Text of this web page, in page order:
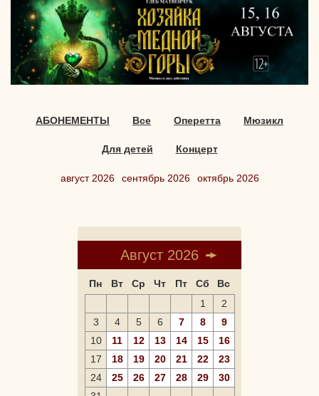
АБОНЕМЕНТЫ Все Оперетта Мюзикл
Для детей Концерт
август 2026 сентябрь 2026 октябрь 2026
Август 2026
Пн Вт Ср Чт Пт Сб
Вс
1
2
3
4 5 6 7 8
9
10
11 12 13 14 15
16
17
18 19 20 21 22
23
24
25 26 27 28 29
30